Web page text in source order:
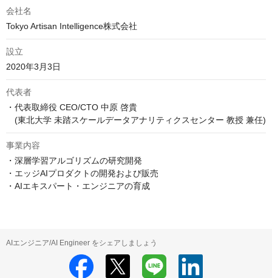
会社名
Tokyo Artisan Intelligence株式会社
設立
2020年3月3日
代表者
・代表取締役 CEO/CTO 中原 啓貴
(東北大学 未踏スケールデータアナリティクスセンター 教授 兼任)
事業内容
・深層学習アルゴリズムの研究開発
・エッジAIプロダクトの開発および販売
・AIエキスパート・エンジニアの育成
AIエンジニア/AI Engineer をシェアしましょう